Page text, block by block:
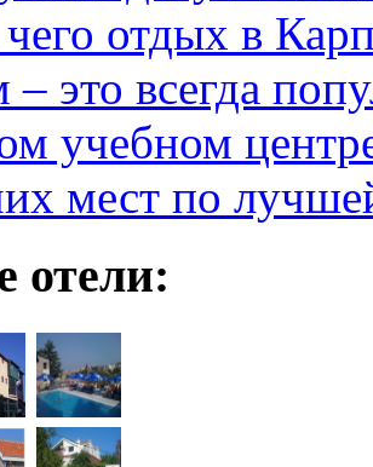
отдых в
– это всегда
учебном
мест по
отели: